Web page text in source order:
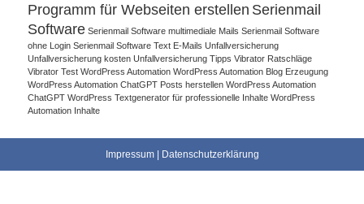
Programm für Webseiten erstellen Serienmail
Software Serienmail Software multimediale Mails Serienmail Software
ohne Login Serienmail Software Text E-Mails Unfallversicherung
Unfallversicherung kosten Unfallversicherung Tipps Vibrator Ratschläge
Vibrator Test WordPress Automation WordPress Automation Blog Erzeugung
WordPress Automation ChatGPT Posts herstellen WordPress Automation
ChatGPT WordPress Textgenerator für professionelle Inhalte WordPress
Automation Inhalte
Impressum| Datenschutzerklärung